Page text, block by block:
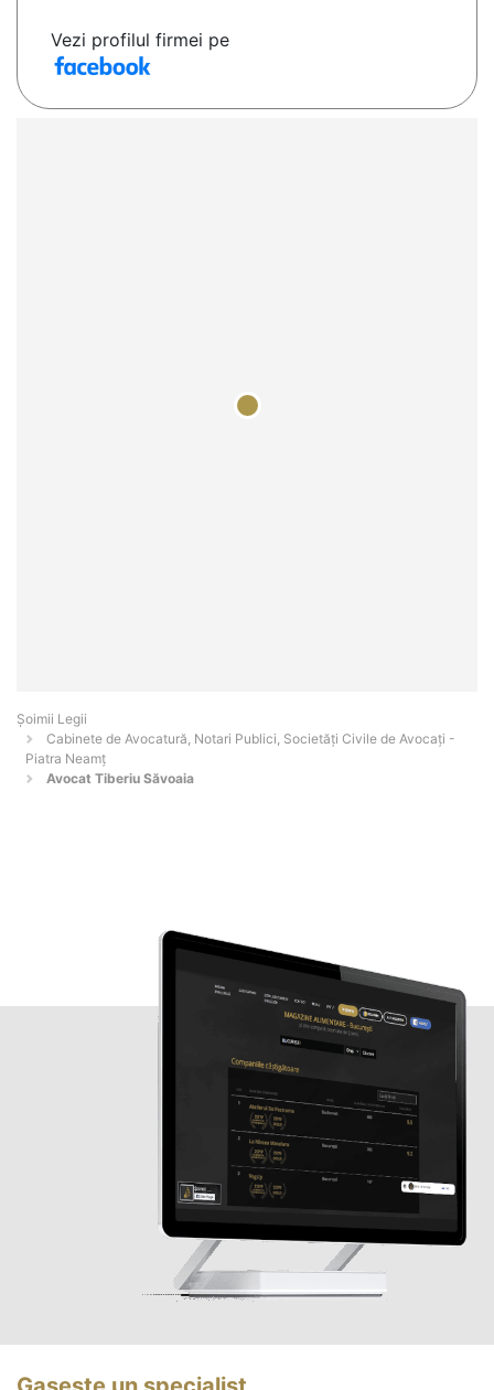
Vezi profilul firmei pe
Șoimii Legii
Cabinete de Avocatură, Notari Publici, Societăți Civile de Avocați -
Piatra Neamţ
Avocat Tiberiu Săvoaia